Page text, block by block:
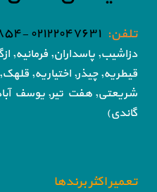
تلفن: ۰۲۱۲۲۰۴۷۶۳۱ -۰۲۱۸۶۰۵۱۸۵۴
دزاشیب, پاسداران, فرمانیه,
قیطریه, چیذر, اختیاریه, قلهک,
شریعتی, هفت تیر, یوسف
گاندی)
تعمیر اکثر برندها